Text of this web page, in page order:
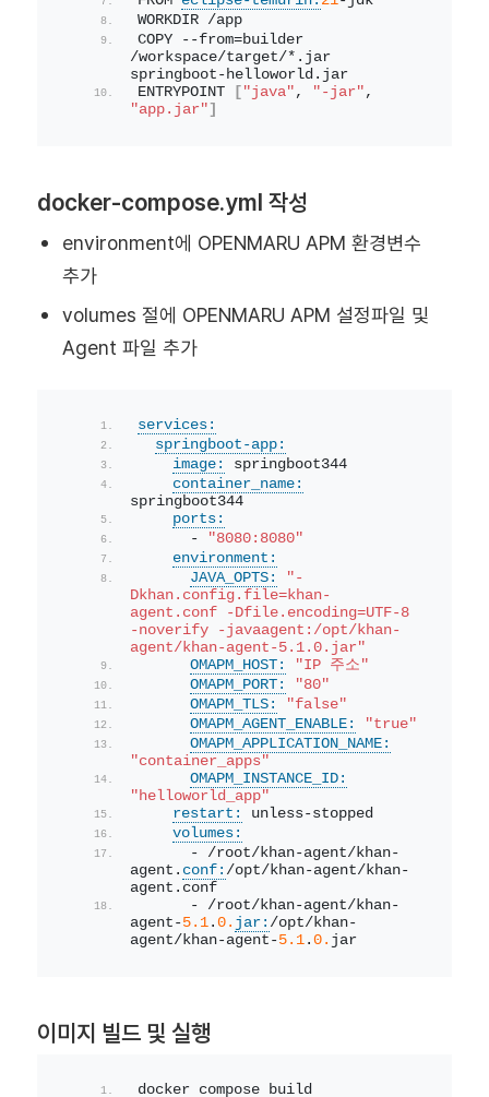
WORKDIR /app
COPY --from=builder
/workspace/target/*.jar
springboot-helloworld.jar
ENTRYPOINT
[ "java" , "-jar"
"app.jar" ]
docker-compose.yml 작성
environment에 OPENMARU APM 환경변수
추가
volumes 절에 OPENMARU APM 설정파일 및
Agent 파일 추가
services:
springboot-app:
image:
springboot344
container_name:
springboot344
ports:
      -
"8080:8080"
environment:
JAVA_OPTS:
"-
Dkhan.config.file=khan-
agent.conf -Dfile.encoding=UTF-8
-noverify -javaagent:/opt/khan-
agent/khan-agent-5.1.0.jar"
OMAPM_HOST:
"IP 주소"
OMAPM_PORT:
"80"
OMAPM_TLS:
"false"
OMAPM_AGENT_ENABLE:
"true"
OMAPM_APPLICATION_NAME:
"container_apps"
OMAPM_INSTANCE_ID:
"helloworld_app"
restart:
unless-stopped
volumes:
      - /root/khan-agent/khan-
agent. conf: /opt/khan-agent/khan-
agent.conf
      - /root/khan-agent/khan-
agent-5.1. 0. jar: /opt/khan-
agent/khan-agent-5.1. 0. jar
이미지 빌드 및 실행
docker compose build